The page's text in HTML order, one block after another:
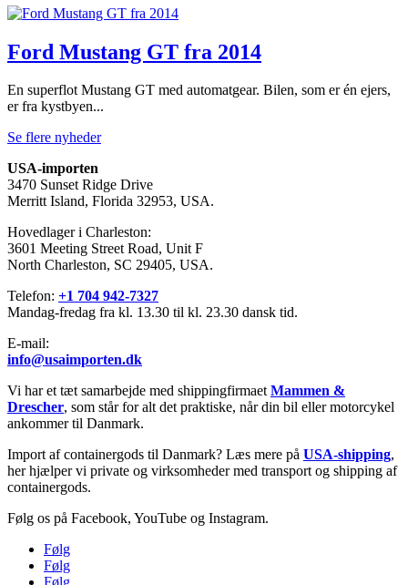
Ford Mustang GT fra 2014
En superflot Mustang GT med automatgear. Bilen, som er én ejers,
er fra kystbyen...
Se flere nyheder
USA-importen
3470 Sunset Ridge Drive
Merritt Island, Florida 32953, USA.
Hovedlager i Charleston:
3601 Meeting Street Road, Unit F
North Charleston, SC 29405, USA.
Telefon: +1 704 942-7327
Mandag-fredag fra kl. 13.30 til kl. 23.30 dansk tid.
E-mail:
info@usaimporten.dk
Vi har et tæt samarbejde med shippingfirmaetMammen &
Drescher, som står for alt det praktiske, når din bil eller motorcykel
ankommer til Danmark.
Import af containergods til Danmark? Læs mere på USA-shipping,
her hjælper vi private og virksomheder med transport og shipping af
containergods.
Følg os på Facebook, YouTube og Instagram.
Følg
Følg